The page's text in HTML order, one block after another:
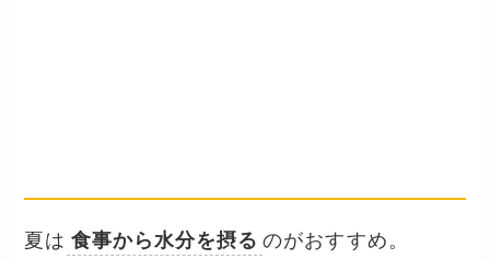
夏は 食事から水分を摂る のがおすすめ。